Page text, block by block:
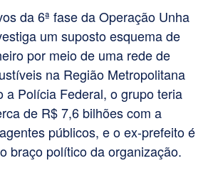
da 6ª fase da Operação Unha
um suposto esquema de
por meio de uma rede de
na Região Metropolitana
a Polícia Federal, o grupo teria
de R$ 7,6 bilhões com a
públicos, e o ex-prefeito é
braço político da organização.